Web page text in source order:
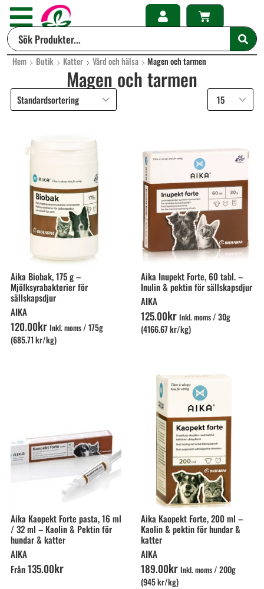
Hem Butik Katter Vård och hälsa Magen och tarmen
Magen och tarmen
Aika Biobak, 175 g –
Mjölksyrabakterier för
sällskapsdjur
AIKA
120.00kr Inkl. moms /175g
(685.71 kr/kg)
Aika Inupekt Forte, 60 tabl. –
Inulin & pektin för sällskapsdjur
AIKA
125.00kr Inkl. moms /30g
(4166.67 kr/kg)
Aika Kaopekt Forte pasta, 16 ml
/ 32 ml – Kaolin & Pektin för
hundar & katter
AIKA
Från135.00kr
Aika Kaopekt Forte, 200 ml –
Kaolin & pektin för hundar &
katter
AIKA
189.00kr Inkl. moms/200g
(945 kr/kg)